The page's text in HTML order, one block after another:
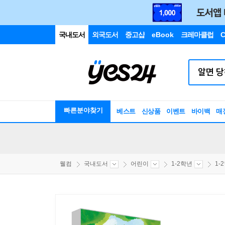
국내도서 외국도서 중고샵 eBook 크레마클럽
빠른분야찾기 베스트 신상품 이벤트 바이백 매
웰컴 국내도서 어린이 1-2학년 1-